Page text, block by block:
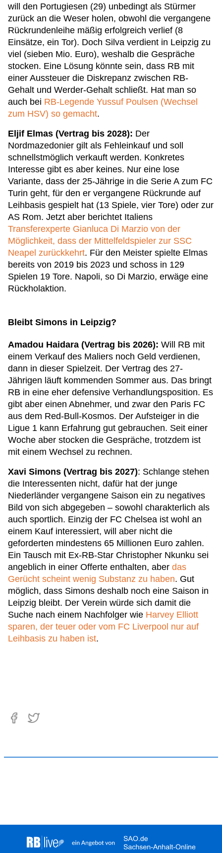
will den Portugiesen (29) unbedingt als Stürmer
zurück an die Weser holen, obwohl die vergangene
Rückrundenleihe mäßig erfolgreich verlief (8
Einsätze, ein Tor). Doch Silva verdient in Leipzig zu
viel (sieben Mio. Euro), weshalb die Gespräche
stocken. Eine Lösung könnte sein, dass RB mit
einer Aussteuer die Diskrepanz zwischen RB-
Gehalt und Werder-Gehalt schließt. Hat man so
auch bei RB-Legende Yussuf Poulsen (Wechsel
zum HSV) so gemacht.
Eljif Elmas (Vertrag bis 2028): Der
Nordmazedonier gilt als Fehleinkauf und soll
schnellstmöglich verkauft werden. Konkretes
Interesse gibt es aber keines. Nur eine lose
Variante, dass der 25-Jährige in die Serie A zum FC
Turin geht, für den er vergangene Rückrunde auf
Leihbasis gespielt hat (13 Spiele, vier Tore) oder zur
AS Rom. Jetzt aber berichtet Italiens
Transferexperte Gianluca Di Marzio von der
Möglichkeit, dass der Mittelfeldspieler zur SSC
Neapel zurückkehrt. Für den Meister spielte Elmas
bereits von 2019 bis 2023 und schoss in 129
Spielen 19 Tore. Napoli, so Di Marzio, erwäge eine
Rückholaktion.
Bleibt Simons in Leipzig?
Amadou Haidara (Vertrag bis 2026): Will RB mit
einem Verkauf des Maliers noch Geld verdienen,
dann in dieser Spielzeit. Der Vertrag des 27-
Jährigen läuft kommenden Sommer aus. Das bringt
RB in eine eher defensive Verhandlungsposition. Es
gibt aber einen Abnehmer, und zwar den Paris FC
aus dem Red-Bull-Kosmos. Der Aufsteiger in die
Ligue 1 kann Erfahrung gut gebrauchen. Seit einer
Woche aber stocken die Gespräche, trotzdem ist
mit einem Wechsel zu rechnen.
Xavi Simons (Vertrag bis 2027): Schlange stehen
die Interessenten nicht, dafür hat der junge
Niederländer vergangene Saison ein zu negatives
Bild von sich abgegeben – sowohl charakterlich als
auch sportlich. Einzig der FC Chelsea ist wohl an
einem Kauf interessiert, will aber nicht die
geforderten mindestens 65 Millionen Euro zahlen.
Ein Tausch mit Ex-RB-Star Christopher Nkunku sei
angeblich in einer Offerte enthalten, aber das
Gerücht scheint wenig Substanz zu haben. Gut
möglich, dass Simons deshalb noch eine Saison in
Leipzig bleibt. Der Verein würde sich damit die
Suche nach einem Nachfolger wie Harvey Elliott
sparen, der teuer oder vom FC Liverpool nur auf
Leihbasis zu haben ist.